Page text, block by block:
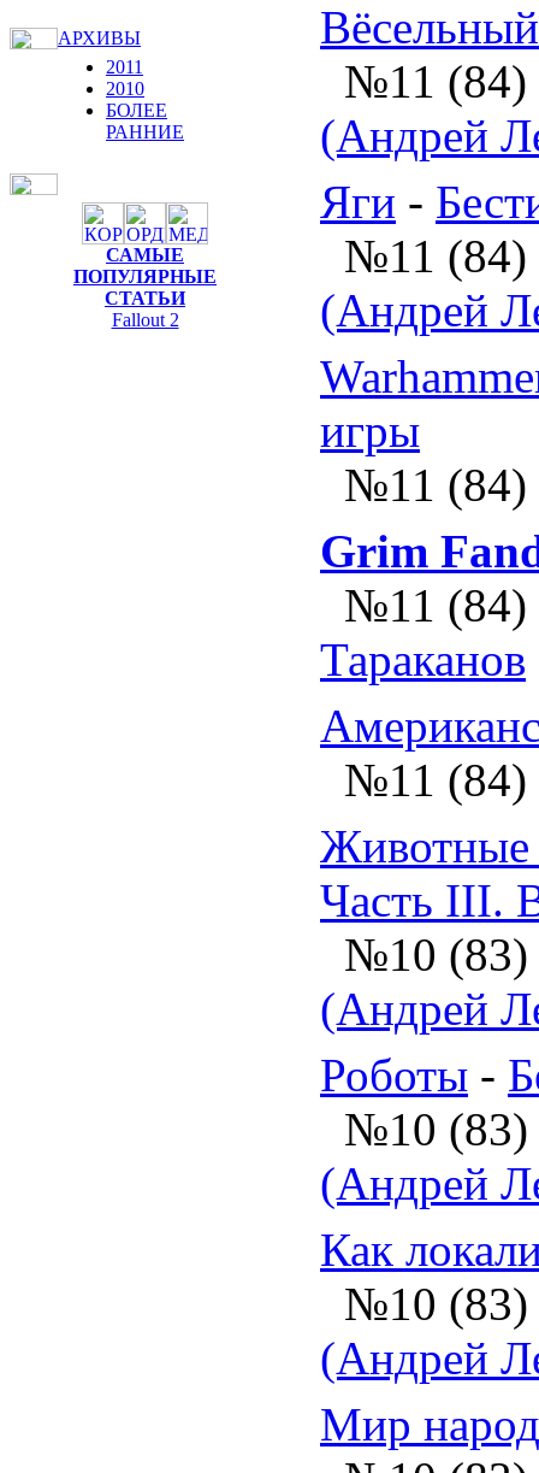
АРХИВЫ
2011
2010
БОЛЕЕ
РАННИЕ
САМЫЕ
ПОПУЛЯРНЫЕ
СТАТЬИ
Fallout 2
№11 (84)
(Андрей
Яги -
№11 (84)
(Андрей
игры
№11 (84)
Grim
№11 (84)
Тараканов
№11 (84)
Животные
Часть III.
№10 (83)
(Андрей
Роботы -
№10 (83)
(Андрей
Как
№10 (83)
(Андрей
Мир